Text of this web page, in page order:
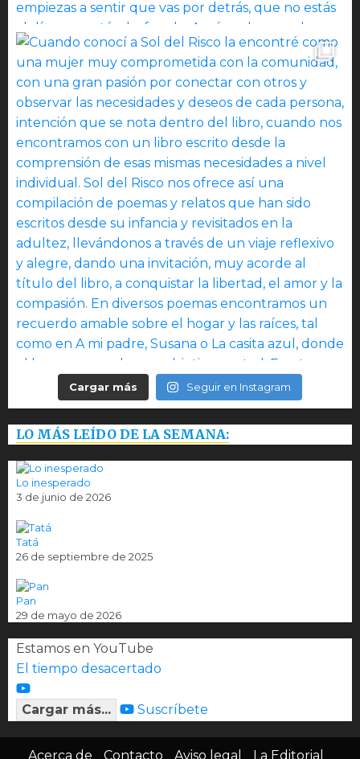
Cargar más Seguir en Instagram
LO MÁS LEÍDO DE LA SEMANA:
Lo inesperado
3 de junio de 2026
Tatá
26 de septiembre de 2025
Pan
29 de mayo de 2026
Estamos en YouTube
El tiempo desacertado
Cargar más... Suscríbete
Acerca de Contacto Aviso legal La Editorial